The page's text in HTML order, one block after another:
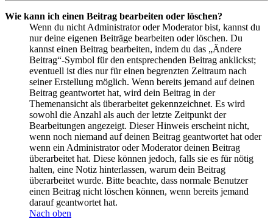
Wie kann ich einen Beitrag bearbeiten oder löschen?
Wenn du nicht Administrator oder Moderator bist, kannst du
nur deine eigenen Beiträge bearbeiten oder löschen. Du
kannst einen Beitrag bearbeiten, indem du das „Ändere
Beitrag“-Symbol für den entsprechenden Beitrag anklickst;
eventuell ist dies nur für einen begrenzten Zeitraum nach
seiner Erstellung möglich. Wenn bereits jemand auf deinen
Beitrag geantwortet hat, wird dein Beitrag in der
Themenansicht als überarbeitet gekennzeichnet. Es wird
sowohl die Anzahl als auch der letzte Zeitpunkt der
Bearbeitungen angezeigt. Dieser Hinweis erscheint nicht,
wenn noch niemand auf deinen Beitrag geantwortet hat oder
wenn ein Administrator oder Moderator deinen Beitrag
überarbeitet hat. Diese können jedoch, falls sie es für nötig
halten, eine Notiz hinterlassen, warum dein Beitrag
überarbeitet wurde. Bitte beachte, dass normale Benutzer
einen Beitrag nicht löschen können, wenn bereits jemand
darauf geantwortet hat.
Nach oben